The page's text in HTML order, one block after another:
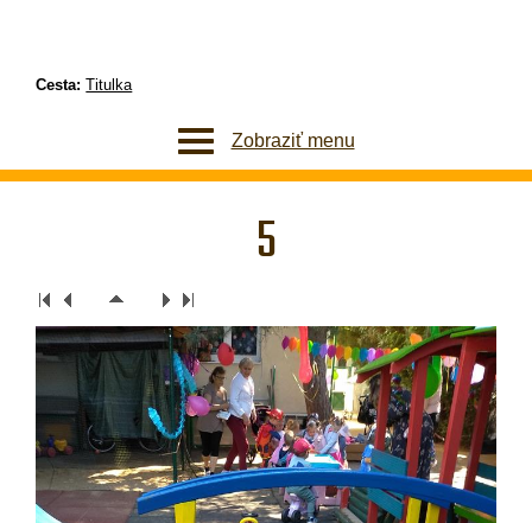
Cesta:Titulka
Zobraziť menu
5